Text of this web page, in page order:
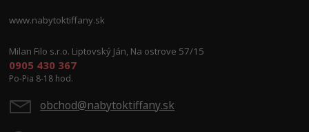
www.nabytoktiffany.sk
Milan Filo s.r.o. Liptovský Ján, Na ostrove 57/15
0905 430 367
Po-Pia 8-18 hod.
obchod@nabytoktiffany.sk